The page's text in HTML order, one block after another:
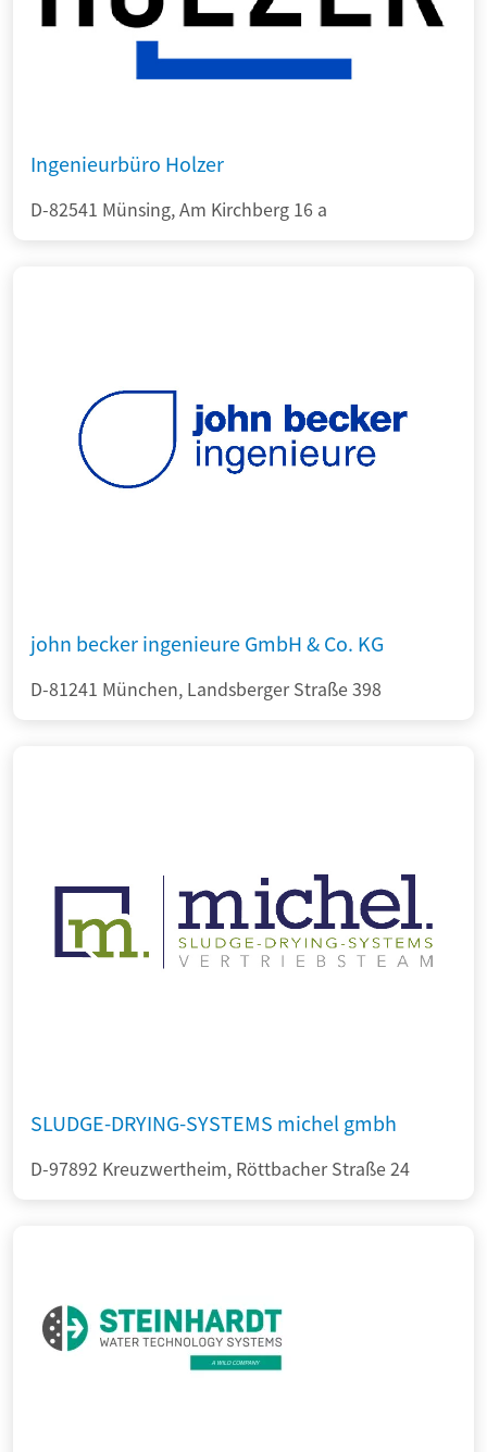
Ingenieurbüro Holzer
D-82541 Münsing, Am Kirchberg 16 a
john becker ingenieure GmbH & Co. KG
D-81241 München, Landsberger Straße 398
SLUDGE-DRYING-SYSTEMS michel gmbh
D-97892 Kreuzwertheim, Röttbacher Straße 24